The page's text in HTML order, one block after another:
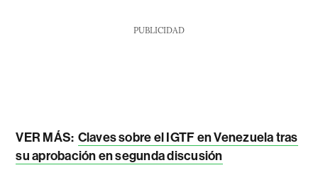
PUBLICIDAD
VER MÁS: Claves sobre el IGTF en Venezuela tras
su aprobación en segunda discusión